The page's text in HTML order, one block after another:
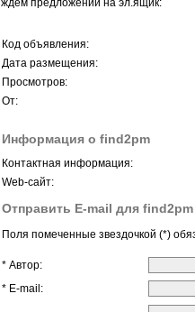
ждем предложений на эл.ящик:
Код объявления:
Дата размещения:
Просмотров:
От:
Информация о find2pm
Контактная информация:
Web-сайт:
Отправить E-mail для find2pm
Поля помеченные звездочкой (*)
* Автор:
* E-mail: